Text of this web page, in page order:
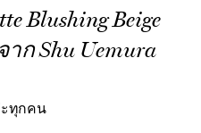
Blushing Beige
าก Shu Uemura
ทุกคน